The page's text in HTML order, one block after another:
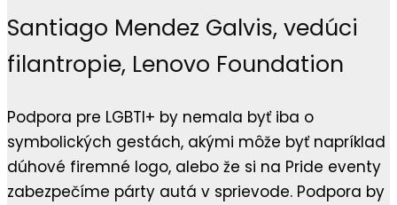
Santiago Mendez Galvis, vedúci
filantropie, Lenovo Foundation
Podpora pre LGBTI+ by nemala byť iba o
symbolických gestách, akými môže byť napríklad
dúhové firemné logo, alebo že si na Pride eventy
zabezpečíme párty autá v sprievode. Podpora by